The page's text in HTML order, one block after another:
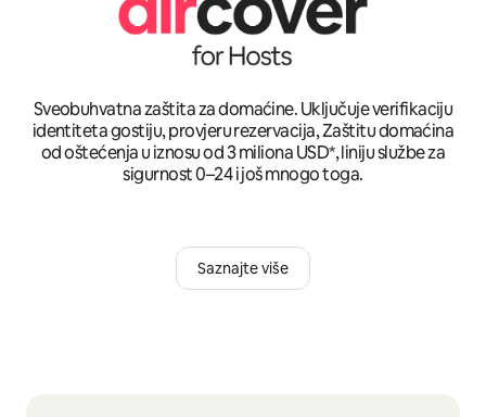
Sveobuhvatna zaštita za domaćine. Uključuje verifikaciju
identiteta gostiju, provjeru rezervacija, Zaštitu domaćina
od oštećenja u iznosu od 3 miliona USD*, liniju službe za
sigurnost 0–24 i još mnogo toga.
Saznajte više